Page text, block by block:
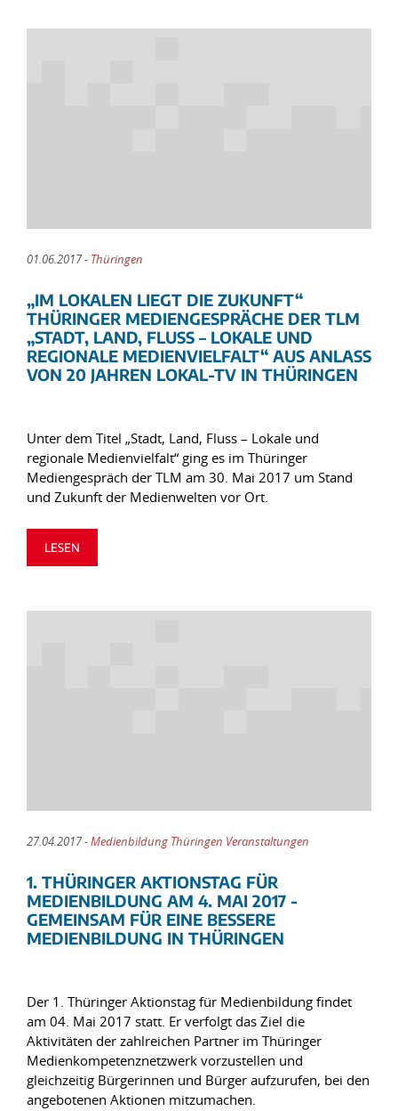
01.06.2017 - Thüringen
„IM LOKALEN LIEGT DIE ZUKUNFT“
THÜRINGER MEDIENGESPRÄCHE DER TLM
„STADT, LAND, FLUSS – LOKALE UND
REGIONALE MEDIENVIELFALT“ AUS ANLASS
VON 20 JAHREN LOKAL-TV IN THÜRINGEN
Unter dem Titel „Stadt, Land, Fluss – Lokale und
regionale Medienvielfalt“ ging es im Thüringer
Mediengespräch der TLM am 30. Mai 2017 um Stand
und Zukunft der Medienwelten vor Ort.
LESEN
27.04.2017 -Medienbildung Thüringen Veranstaltungen
1. THÜRINGER AKTIONSTAG FÜR
MEDIENBILDUNG AM 4. MAI 2017 -
GEMEINSAM FÜR EINE BESSERE
MEDIENBILDUNG IN THÜRINGEN
Der 1. Thüringer Aktionstag für Medienbildung findet
am 04. Mai 2017 statt. Er verfolgt das Ziel die
Aktivitäten der zahlreichen Partner im Thüringer
Medienkompetenznetzwerk vorzustellen und
gleichzeitig Bürgerinnen und Bürger aufzurufen, bei den
angebotenen Aktionen mitzumachen.